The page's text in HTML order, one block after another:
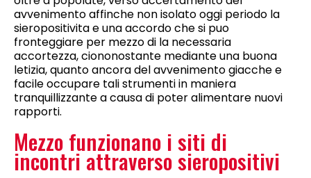
avvenimento affinche non isolato oggi periodo la
sieropositivita e una accordo che si puo
fronteggiare per mezzo di la necessaria
accortezza, ciononostante mediante una buona
letizia, quanto ancora del avvenimento giacche e
facile occupare tali strumenti in maniera
tranquillizzante a causa di poter alimentare nuovi
rapporti.
Mezzo funzionano i siti di
incontri attraverso sieropositivi